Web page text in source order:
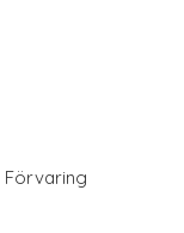
Förvaring